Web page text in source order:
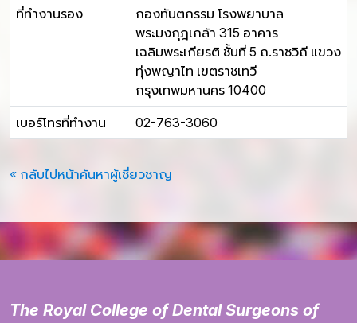
ที่ทำงานรอง
กองทันตกรรม โรงพยาบาล
พระมงกุฎเกล้า 315 อาคาร
เฉลิมพระเกียรติ ชั้นที่ 5 ถ.ราชวิถี แขวง
ทุ่งพญาไท เขตราชเทวี
กรุงเทพมหานคร 10400
เบอร์โทรที่ทำงาน 02-763-3060
« กลับไปหน้าค้นหาผู้เชี่ยวชาญ
The Royal College of Dental Surgeons of